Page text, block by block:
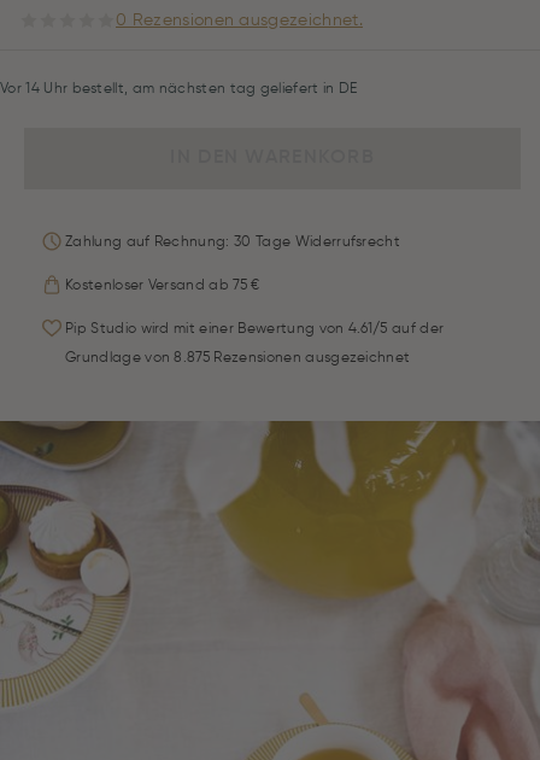
0 Rezensionen ausgezeichnet.
Vor 14 Uhr bestellt, am nächsten tag geliefert in DE
Zahlung auf Rechnung: 30 Tage Widerrufsrecht
Kostenloser Versand ab 75 €
Pip Studio wird mit einer Bewertung von 4.61/5 auf der
Grundlage von 8.875 Rezensionen ausgezeichnet